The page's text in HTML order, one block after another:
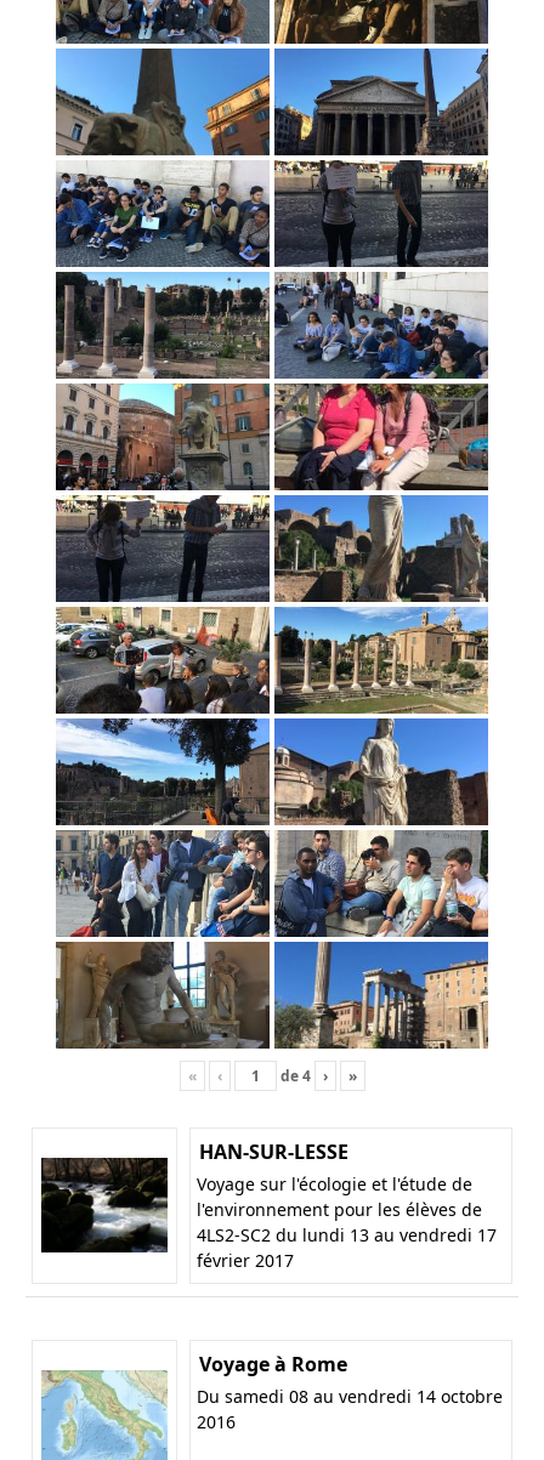
« ‹ de4 › »
HAN-SUR-LESSE
Voyage sur l'écologie et l'étude de
l'environnement pour les élèves de
4LS2-SC2 du lundi 13 au vendredi 17
février 2017
Voyage à Rome
Du samedi 08 au vendredi 14 octobre
2016